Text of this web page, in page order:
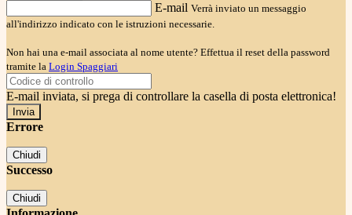
E-mail Verrà inviato un messaggio
all'indirizzo indicato con le istruzioni necessarie.
Non hai una e-mail associata al nome utente? Effettua il reset della password
tramite la Login Spaggiari
E-mail inviata, si prega di controllare la casella di posta elettronica!
Errore
Chiudi
Successo
Chiudi